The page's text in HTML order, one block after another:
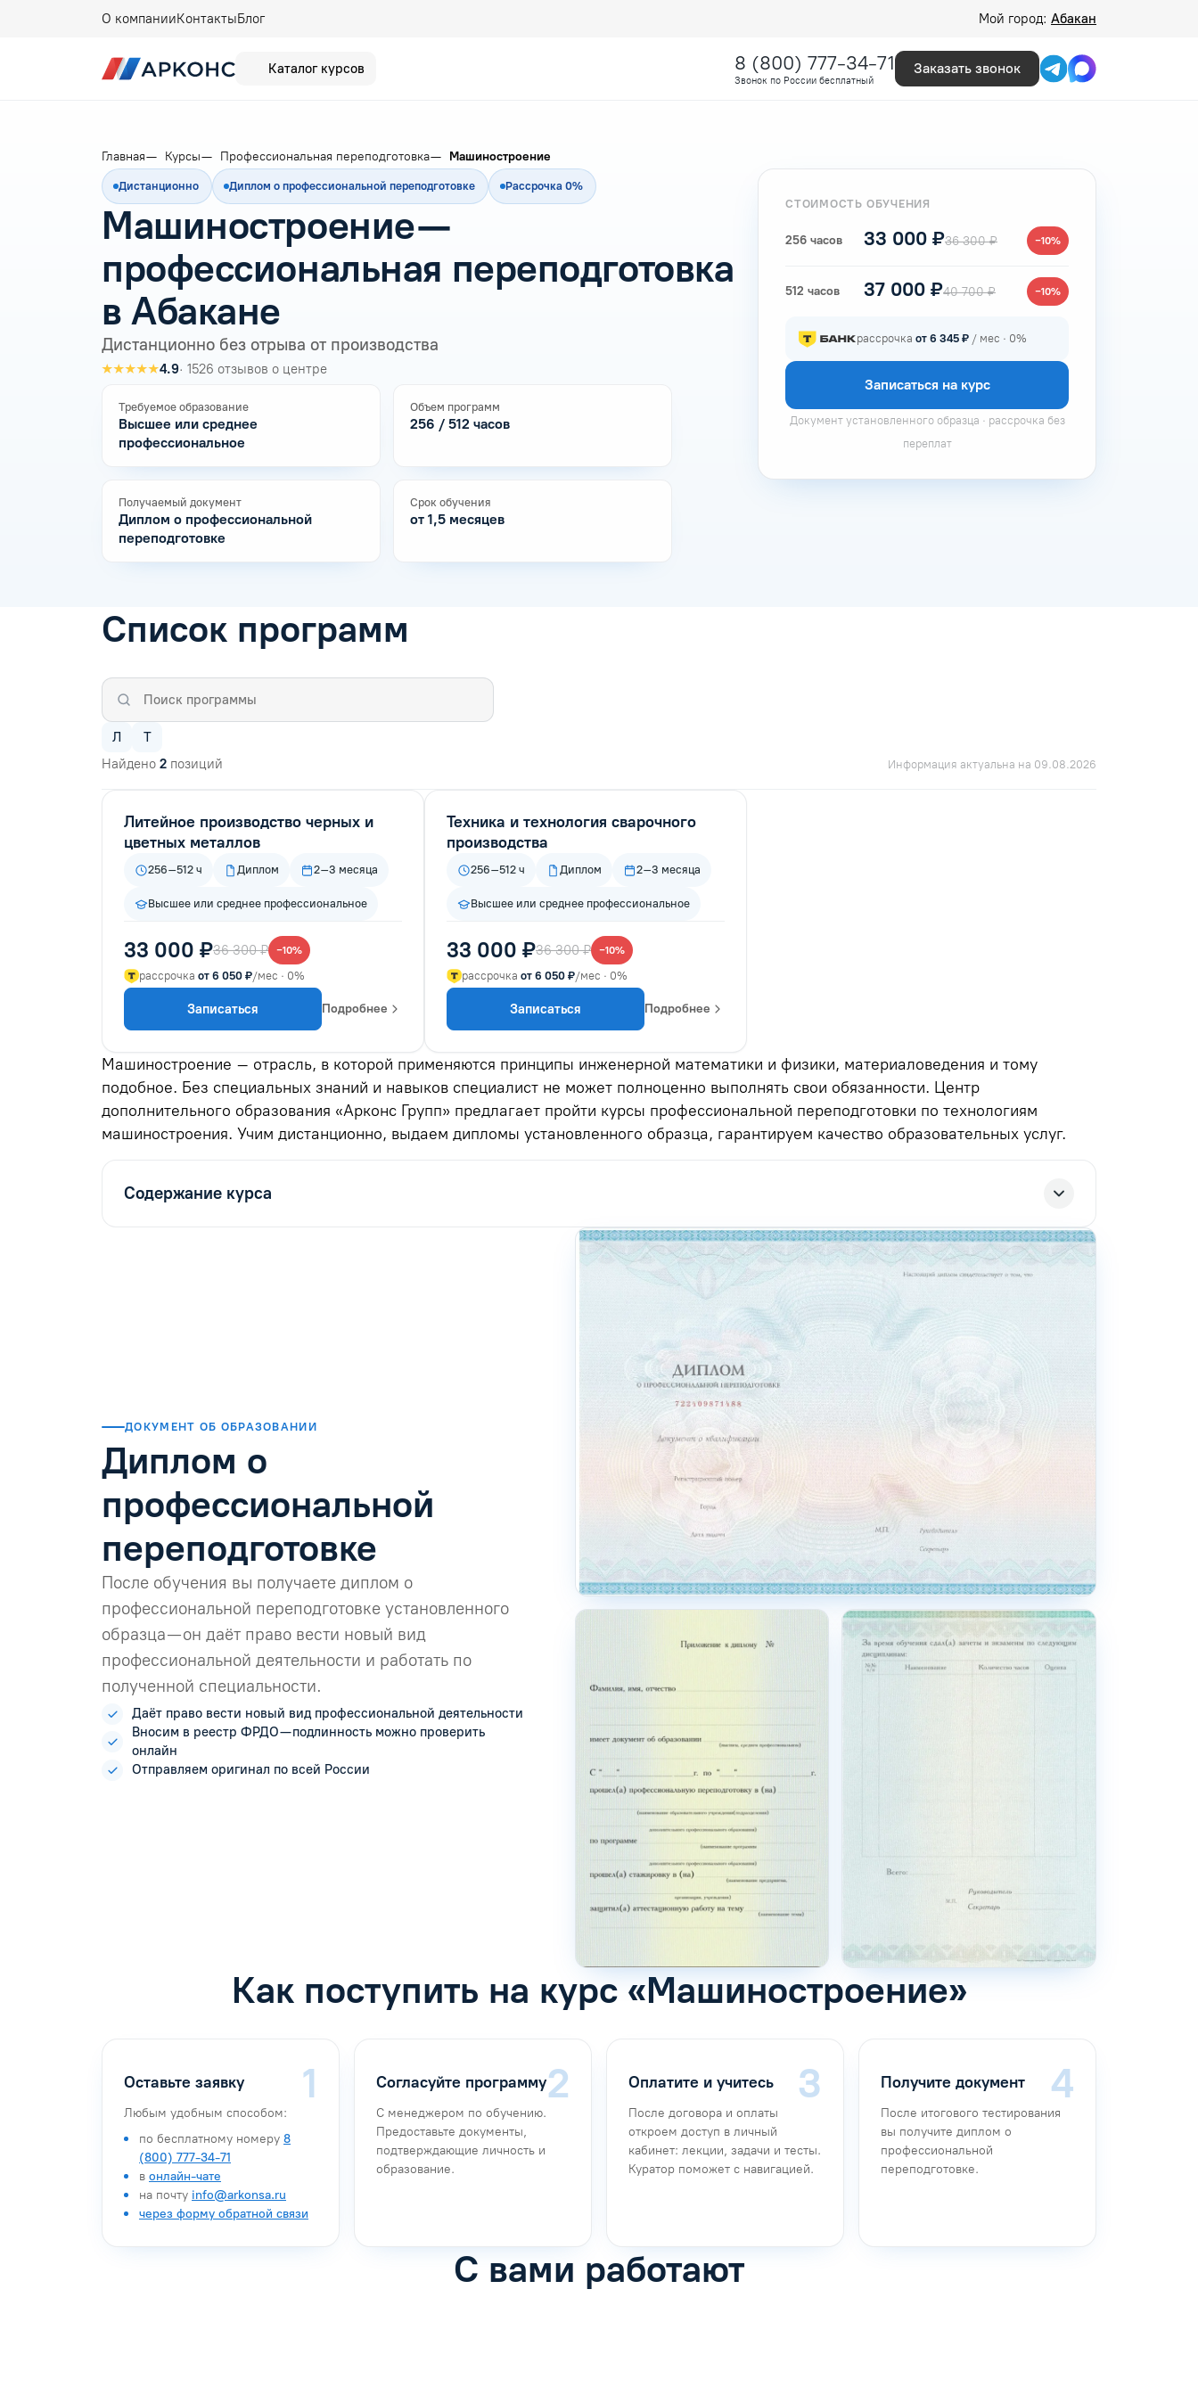
О компанииКонтактыБлог Мой город: Абакан
Каталог курсов 8 (800) 777-34-71
Звонок по России бесплатный
Заказать звонок
Главная Курсы Профессиональная переподготовка Машиностроение
Дистанционно Диплом о профессиональной переподготовке Рассрочка 0%
Машиностроение —
профессиональная переподготовка
в Абакане
Дистанционно без отрыва от производства
★★★★★4.9· 1526 отзывов о центре
Требуемое образование
Высшее или среднее
профессиональное
Объем программ
256 / 512 часов
Получаемый документ
Диплом о профессиональной
переподготовке
Срок обучения
от 1,5 месяцев
СТОИМОСТЬ ОБУЧЕНИЯ
256 часов 33 000 ₽36 300 ₽ −10%
512 часов 37 000 ₽40 700 ₽ −10%
рассрочка от 6 345 ₽ / мес · 0%
Записаться на курс
Документ установленного образца · рассрочка без
переплат
Список программ
Л
Т
Найдено 2 позиций Информация актуальна на 09.08.2026
Литейное производство черных и
цветных металлов
256–512 ч Диплом 2–3 месяца
Высшее или среднее профессиональное
33 000 ₽36 300 ₽ −10%
рассрочка от 6 050 ₽/мес · 0%
Записаться Подробнее
Техника и технология сварочного
производства
256–512 ч Диплом 2–3 месяца
Высшее или среднее профессиональное
33 000 ₽36 300 ₽ −10%
рассрочка от 6 050 ₽/мес · 0%
Записаться Подробнее
Машиностроение – отрасль, в которой применяются принципы инженерной математики и физики, материаловедения и тому
подобное. Без специальных знаний и навыков специалист не может полноценно выполнять свои обязанности. Центр
дополнительного образования «Арконс Групп» предлагает пройти курсы профессиональной переподготовки по технологиям
машиностроения. Учим дистанционно, выдаем дипломы установленного образца, гарантируем качество образовательных услуг.
Содержание курса
ДОКУМЕНТ ОБ ОБРАЗОВАНИИ
Диплом о
профессиональной
переподготовке
После обучения вы получаете диплом о
профессиональной переподготовке установленного
образца — он даёт право вести новый вид
профессиональной деятельности и работать по
полученной специальности.
Даёт право вести новый вид профессиональной деятельности
Вносим в реестр ФРДО — подлинность можно проверить
онлайн
Отправляем оригинал по всей России
Как поступить на курс «Машиностроение»
Оставьте заявку
Любым удобным способом:
по бесплатному номеру 8
(800) 777-34-71
в онлайн-чате
на почту info@arkonsa.ru
через форму обратной связи
Согласуйте программу
С менеджером по обучению.
Предоставьте документы,
подтверждающие личность и
образование.
Оплатите и учитесь
После договора и оплаты
откроем доступ в личный
кабинет: лекции, задачи и тесты.
Куратор поможет с навигацией.
Получите документ
После итогового тестирования
вы получите диплом о
профессиональной
переподготовке.
С вами работают